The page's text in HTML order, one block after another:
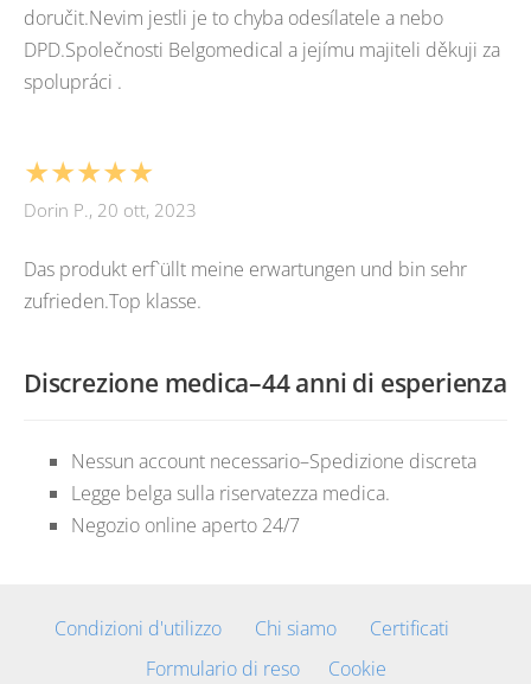
Discrezione medica–44 anni di esperienza
Nessun account necessario–Spedizione discreta
Legge belga sulla riservatezza medica.
Negozio online aperto 24/7
doručit.Nevim jestli je to chyba odesílatele a nebo
DPD.Společnosti Belgomedical a jejímu majiteli děkuji za
spolupráci .
★★★★★
Dorin P., 20 ott, 2023
Das produkt erf`üllt meine erwartungen und bin sehr
zufrieden.Top klasse.
Condizioni d'utilizzo Chi siamo
Certificati
Formulario di reso
Cookie